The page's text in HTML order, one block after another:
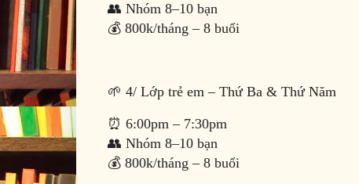
👥 Nhóm 8–10 bạn
💰 800k/tháng – 8 buổi
🌱 4/ Lớp trẻ em – Thứ Ba & Thứ Năm
⏰ 6:00pm – 7:30pm
👥 Nhóm 8–10 bạn
💰 800k/tháng – 8 buổi